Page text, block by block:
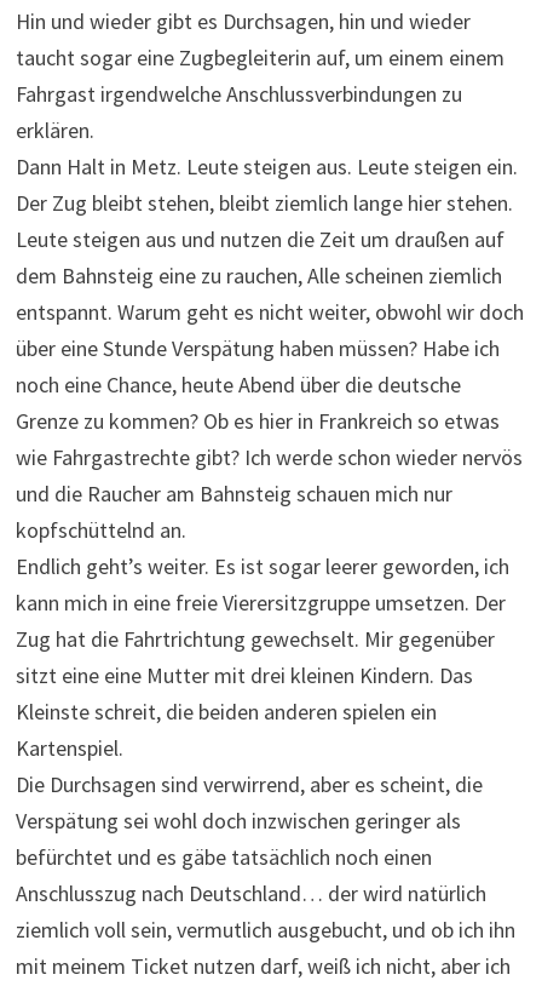
Hin und wieder gibt es Durchsagen, hin und wieder
taucht sogar eine Zugbegleiterin auf, um einem einem
Fahrgast irgendwelche Anschlussverbindungen zu
erklären.
Dann Halt in Metz. Leute steigen aus. Leute steigen ein.
Der Zug bleibt stehen, bleibt ziemlich lange hier stehen.
Leute steigen aus und nutzen die Zeit um draußen auf
dem Bahnsteig eine zu rauchen, Alle scheinen ziemlich
entspannt. Warum geht es nicht weiter, obwohl wir doch
über eine Stunde Verspätung haben müssen? Habe ich
noch eine Chance, heute Abend über die deutsche
Grenze zu kommen? Ob es hier in Frankreich so etwas
wie Fahrgastrechte gibt? Ich werde schon wieder nervös
und die Raucher am Bahnsteig schauen mich nur
kopfschüttelnd an.
Endlich geht’s weiter. Es ist sogar leerer geworden, ich
kann mich in eine freie Vierersitzgruppe umsetzen. Der
Zug hat die Fahrtrichtung gewechselt. Mir gegenüber
sitzt eine eine Mutter mit drei kleinen Kindern. Das
Kleinste schreit, die beiden anderen spielen ein
Kartenspiel.
Die Durchsagen sind verwirrend, aber es scheint, die
Verspätung sei wohl doch inzwischen geringer als
befürchtet und es gäbe tatsächlich noch einen
Anschlusszug nach Deutschland… der wird natürlich
ziemlich voll sein, vermutlich ausgebucht, und ob ich ihn
mit meinem Ticket nutzen darf, weiß ich nicht, aber ich